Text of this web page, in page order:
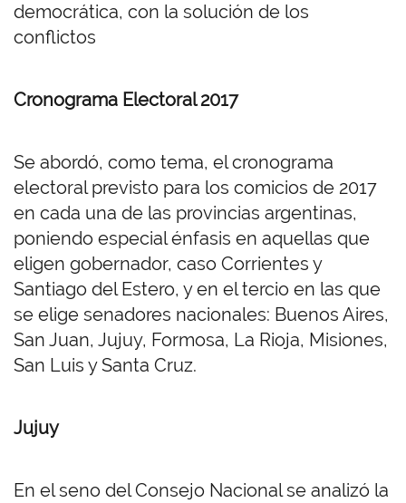
democrática, con la solución de los
conflictos
Cronograma Electoral 2017
Se abordó, como tema, el cronograma
electoral previsto para los comicios de 2017
en cada una de las provincias argentinas,
poniendo especial énfasis en aquellas que
eligen gobernador, caso Corrientes y
Santiago del Estero, y en el tercio en las que
se elige senadores nacionales: Buenos Aires,
San Juan, Jujuy, Formosa, La Rioja, Misiones,
San Luis y Santa Cruz.
Jujuy
En el seno del Consejo Nacional se analizó la